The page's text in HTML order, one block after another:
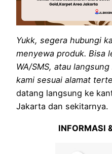
Yukk, segera hubungi
menyewa produk. Bisa
WA/SMS, atau
kami sesuai alamat
datang langsung ke
Jakarta dan sekitarnya.
INFORMASI